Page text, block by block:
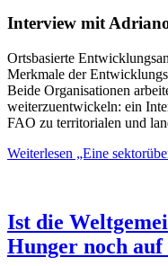
Interview mit
Ortsbasierte
Merkmale der
Beide Organisationen
weiterzuentwickeln: ein
FAO zu territorialen und
Weiterlesen „Eine
Ist die
Hunger noch